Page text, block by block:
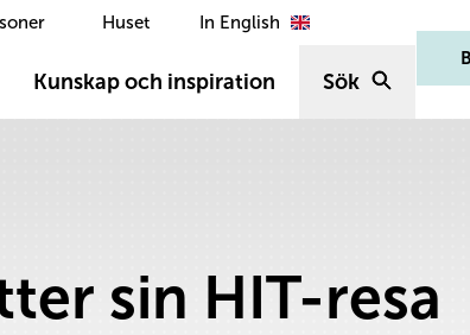
Huset In English
Kunskap och inspiration Sök
sin HIT-resa